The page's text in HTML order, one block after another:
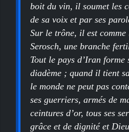
boit du vin, il soumet les
de sa voix et par ses
Sur le trône, il est comme
Serosch, une branche
Tout le pays d’Iran forme
diadème ; quand il tient
le monde ne peut pas
ses guerriers, armés de
ceintures d’or, tous ses
grâce et de dignité et